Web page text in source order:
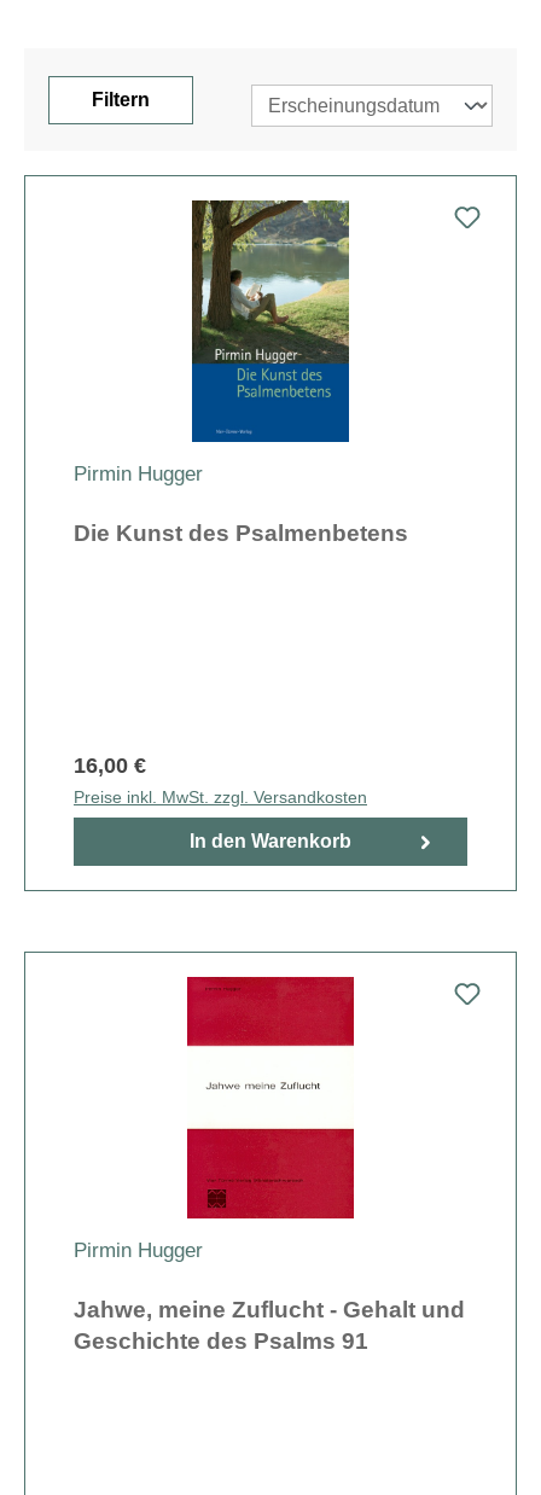
Filtern
Pirmin Hugger
Die Kunst des Psalmenbetens
16,00 €
Preise inkl. MwSt. zzgl. Versandkosten
In den Warenkorb
Pirmin Hugger
Jahwe, meine Zuflucht - Gehalt und
Geschichte des Psalms 91